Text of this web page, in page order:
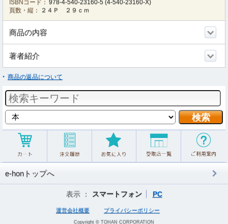
ISBNコード： 978-4-540-23160-5 (4-540-23160-X)
頁数・縦：
２４Ｐ ２９ｃｍ
商品の内容
著者紹介
商品の返品について
e-honトップへ
表示 ： スマートフォン PC
運営会社概要 プライバシーポリシー
Copyright © TOHAN CORPORATION